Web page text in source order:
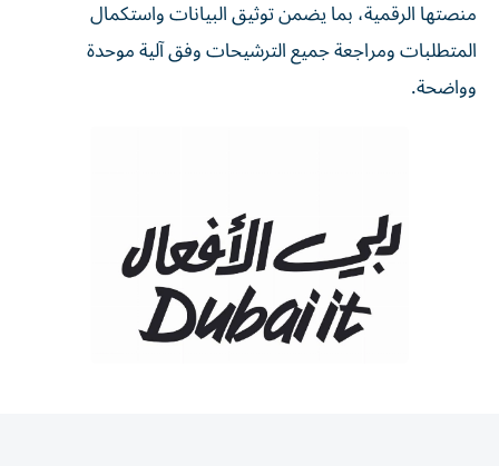
منصتها الرقمية، بما يضمن توثيق البيانات واستكمال
المتطلبات ومراجعة جميع الترشيحات وفق آلية موحدة
وواضحة.